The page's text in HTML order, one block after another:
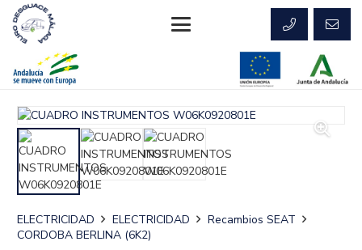
ELECTRICIDAD ELECTRICIDAD
Recambios SEAT
CORDOBA BERLINA (6K2)